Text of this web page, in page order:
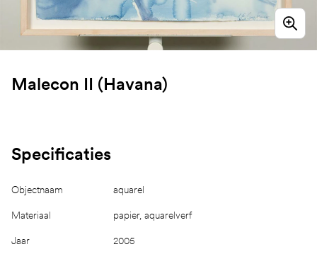
Malecon II (Havana)
Specificaties
Objectnaam aquarel
Materiaal papier, aquarelverf
Jaar 2005